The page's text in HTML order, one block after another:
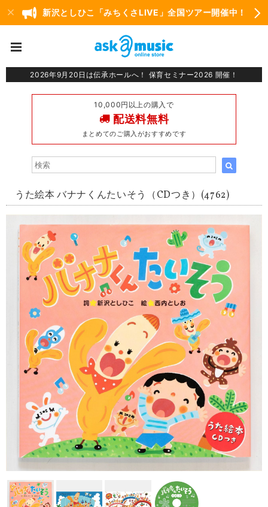
新沢としひこ「みちくさLIVE」全国ツアー開催中！
2026年9月20日は伝承ホールへ！ 保育セミナー2026 開催！
10,000円以上の購入で
配送料無料
まとめてのご購入がおすすめです
うた絵本 バナナくんたいそう（CDつき）(4762)